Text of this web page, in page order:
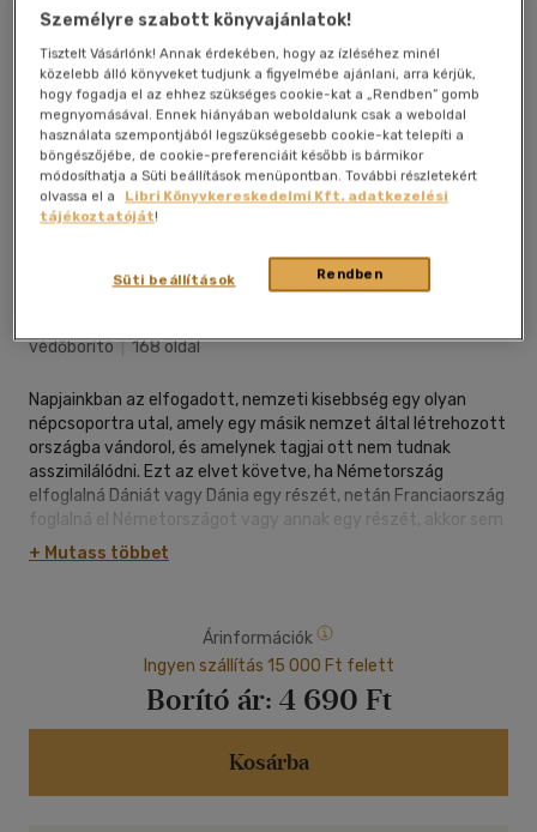
(2 vélemény)
védőborító|168 oldal
Napjainkban az elfogadott, nemzeti kisebbség egy olyan
népcsoportra utal, amely egy másik nemzet által létrehozott
országba vándorol, és amelynek tagjai ott nem tudnak
asszimilálódni. Ezt az elvet követve, ha Németország
elfoglalná Dániát vagy Dánia egy részét, netán Franciaország
foglalná el Németországot vagy annak egy részét, akkor sem
a dánokat, sem pedig a németeket nem tekintenék, nemzeti
kisebbségnek a megszálló országon belül. Olyan nemzetnek,
lenne a helyzet, ha Mexikó lerohanná Kaliforniát, vagy Kuba
megszállná Floridát. Ezen államokban élő amerikaiakra nem
olyan, nemzeti kisebbségként tekintenének, mint akik
Mexikóban vagy Kubában élnek, hanem mint olyan
amerikaiakra, akiket erővel leigáztak, és területüket
elkülönítették országuk másik felétől.
+ Mutass többet
Árinformációk
Ingyen szállítás 15 000 Ft felett
Borító ár: 4 690 Ft
Kosárba
Személyre szabott könyvajánlatok!
Tisztelt Vásárlónk! Annak érdekében, hogy az ízléséhez minél
közelebb álló könyveket tudjunk a figyelmébe ajánlani, arra kérjük,
hogy fogadja el az ehhez szükséges cookie-kat a „Rendben” gomb
megnyomásával. Ennek hiányában weboldalunk csak a weboldal
használata szempontjából legszükségesebb cookie-kat telepíti a
böngészőjébe, de cookie-preferenciáit később is bármikor
módosíthatja a Süti beállítások menüpontban. További részletekért
olvassa el a
Libri Könyvkereskedelmi Kft. adatkezelési
tájékoztatóját!
Rendben
Süti beállítások